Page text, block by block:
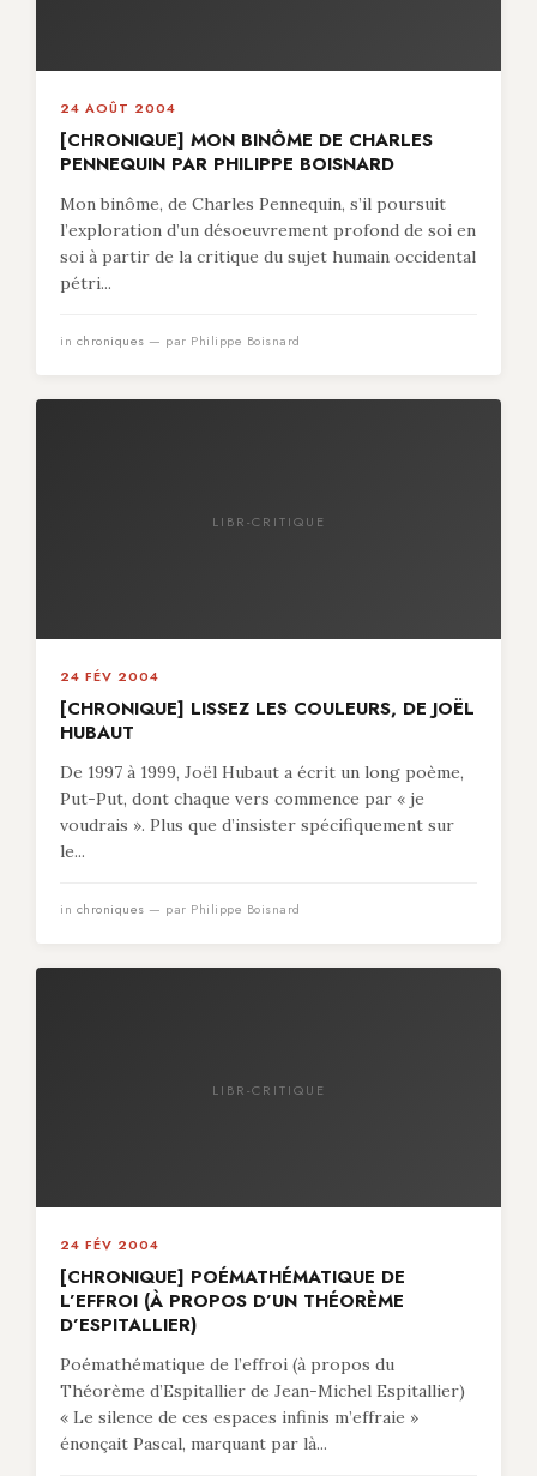
24 AOÛT 2004
[CHRONIQUE] MON BINÔME DE CHARLES
PENNEQUIN PAR PHILIPPE BOISNARD
Mon binôme, de Charles Pennequin, s’il poursuit
l’exploration d’un désoeuvrement profond de soi en
soi à partir de la critique du sujet humain occidental
pétri...
in chroniques — par Philippe Boisnard
LIBR-CRITIQUE
24 FÉV 2004
[CHRONIQUE] LISSEZ LES COULEURS, DE JOËL
HUBAUT
De 1997 à 1999, Joël Hubaut a écrit un long poème,
Put-Put, dont chaque vers commence par « je
voudrais ». Plus que d’insister spécifiquement sur
le...
in chroniques — par Philippe Boisnard
LIBR-CRITIQUE
24 FÉV 2004
[CHRONIQUE] POÉMATHÉMATIQUE DE
L’EFFROI (À PROPOS D’UN THÉORÈME
D’ESPITALLIER)
Poémathématique de l’effroi (à propos du
Théorème d’Espitallier de Jean-Michel Espitallier)
« Le silence de ces espaces infinis m’effraie »
énonçait Pascal, marquant par là...